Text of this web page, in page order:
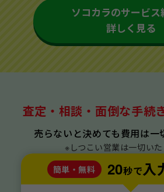
ソコカラのサービス
詳しく見る
査定・相談・面倒な手続
売らないと決めても費用は一
※しつこい営業は一切い
簡単・無料
20秒で入